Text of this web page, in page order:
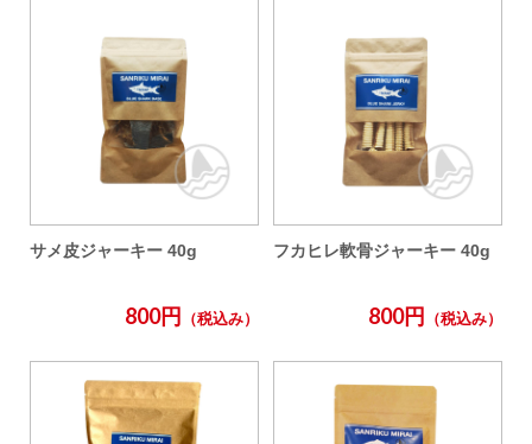
サメ皮ジャーキー 40g
800円 （税込み）
フカヒレ軟骨ジャーキー 40g
800円 （税込み）